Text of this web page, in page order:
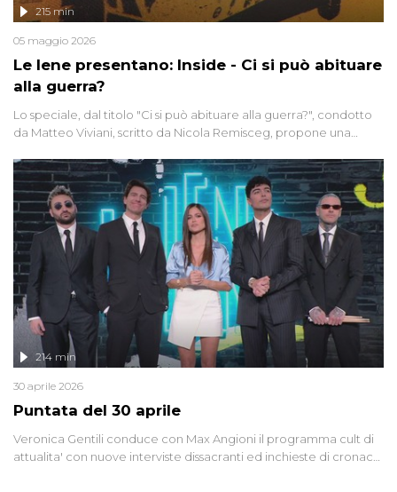
Le Iene presentano: Inside - Ci si può abituare
alla guerra?
215 min
05 maggio 2026
Lo speciale, dal titolo "Ci si può abituare alla guerra?", condotto
da Matteo Viviani, scritto da Nicola Remisceg, propone una
di settore - su quanto la guerra sia diventata una realtà pervasiva.
Anche se l'Italia non è direttamente coinvolta in conflitti armati, il
contesto globale rende impossibile considerarla un fenomeno
lontano.
Puntata del 30 aprile
214 min
30 aprile 2026
Veronica Gentili conduce con Max Angioni il programma cult di
attualita' con nuove interviste dissacranti ed inchieste di cronaca